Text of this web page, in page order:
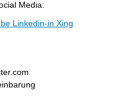
Media:
Linkedin-in Xing